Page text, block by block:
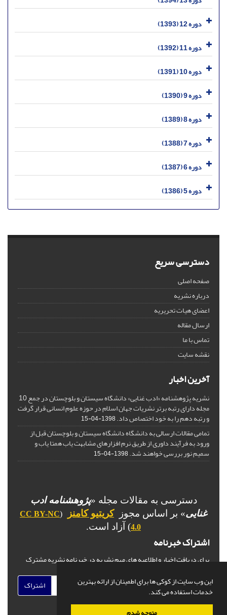
این وب سایت از کوکی ها برای اطمینان از ارائه بهترین
خدمات استفاده می کند.
دوره 12 (1393)
دوره 11 (1392)
دوره 10 (1391)
دوره 9 (1390)
دوره 8 (1389)
دوره 7 (1388)
دوره 6 (1387)
دوره 5 (1386)
دسترسی سریع
صفحه اصلی
درباره نشریه
اعضای هیات تحریریه
ارسال مقاله
تماس با ما
نقشه سایت
آخرین اخبار
نشریه پژوهشنامه «ادب غنایی» دانشگاه سیستان و بلوچستان در جمع 10
مجله دارای رتبه برتر نشریات جهان اسلام در حوزه علوم انسانی قرار گرفت
و رتبه دهم را به خود اختصاص داد.1398-04-15
تمامی مقالات ارسالی به دانشگاه دانشگاه سیستان و بلوچستان قبل از
ورود به فرآیند داوری از طریق نرم افزارهای مشابهت یاب همتا یاب و
سمیم نور بررسی خواهند شد.1398-04-15
دسترسی به مقالات مجله «پژوهشنامه ادب
غنایی» بر اساس مجوزکریتیو کامنز (
CC BY-NC
4.0) آزاد است.
اشتراک خبرنامه
برای دریافت اخبار و اطلاعیه های مهم نشریه در خبرنامه نشریه مشترک
اشتراک